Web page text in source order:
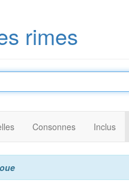
rimes
Consonnes Inclus